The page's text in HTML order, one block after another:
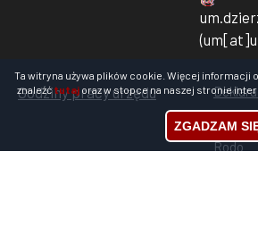
Ta witryna używa plików cookie. Więcej informacji
znaleźćtutajoraz w stopce na naszej stronie
ZGADZAM
um
Godziny pracy urzędu
rodo
Rodo